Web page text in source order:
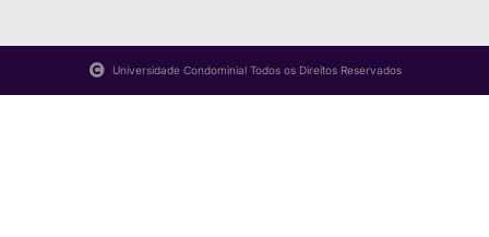
Universidade Condominial Todos os Direitos Reservados